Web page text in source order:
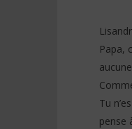
Lisandro
Papa,
Tu
pense